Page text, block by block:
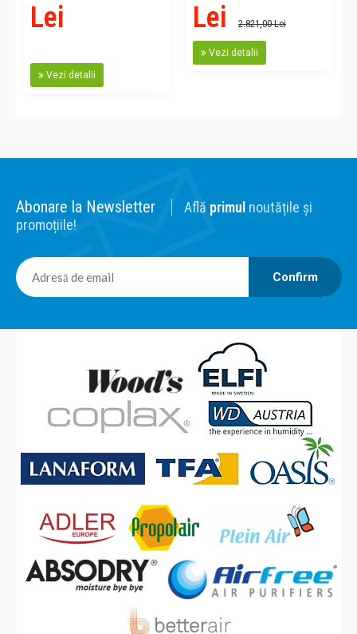
Lei
Vezi detalii
Lei
2.821,00 Lei
Vezi detalii
Abonare la Newsletter Află primul noutățile și
promoțiile!
Confirm